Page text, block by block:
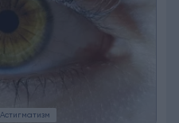
Астигматизм